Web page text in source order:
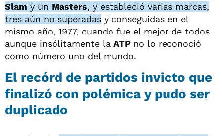
Slam y un Masters, y estableció varias marcas,
tres aún no superadas y conseguidas en el
mismo año, 1977, cuando fue el mejor de todos
aunque insólitamente la ATP no lo reconoció
como número uno del mundo.
El recórd de partidos invicto que
finalizó con polémica y pudo ser
duplicado